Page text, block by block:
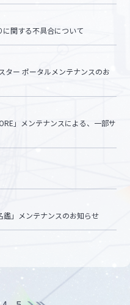
に関する不具合について
ター ポータルメンテナンスのお
」メンテナンスによる、一部サ
」メンテナンスのお知らせ